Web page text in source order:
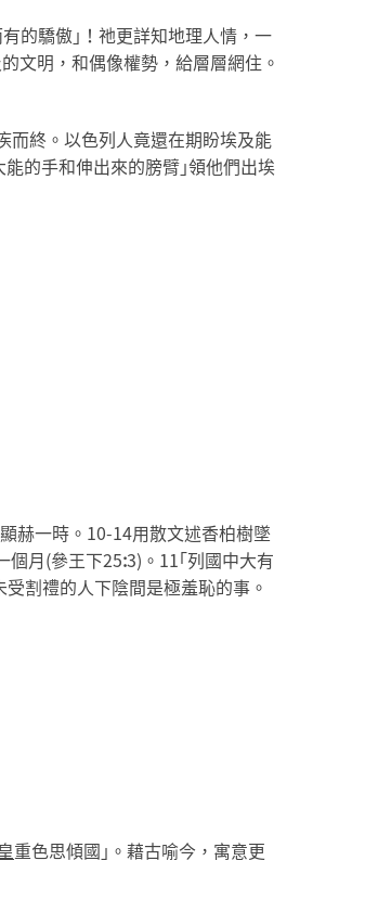
的驕傲｣！祂更詳知地理人情，一
文明，和偶像權勢，給層層網住。
而終。以色列人竟還在期盼埃及能
的手和伸出來的膀臂｣領他們出埃
赫一時。10-14用散文述香柏樹墜
個月(參王下25:3)。11｢列國中大有
割禮的人下陰間是極羞恥的事。
重色思傾國｣。藉古喻今，寓意更